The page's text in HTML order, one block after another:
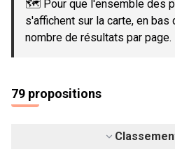
🗺️ Pour que l'ensemble des
s'affichent sur la carte, en
nombre de résultats par page.
79 propositions